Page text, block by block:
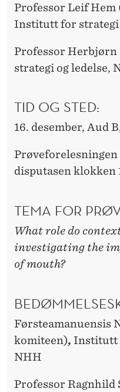
Professor Leif
Institutt for strategi
Professor
strategi og ledelse,
TID OG STED:
16. desember, Aud
Prøveforelesningen
disputasen klokken
TEMA FOR
What role do
investigating the
of mouth?
Førsteamanuensis
komiteen), Institutt
NHH
Professor Ragnhild